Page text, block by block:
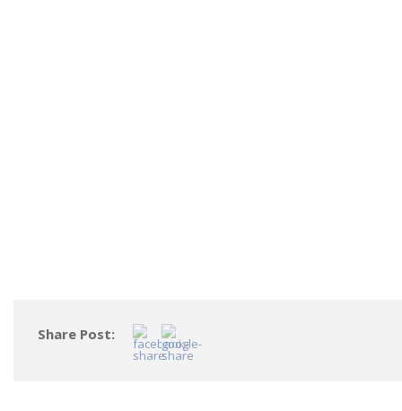
Share Post: